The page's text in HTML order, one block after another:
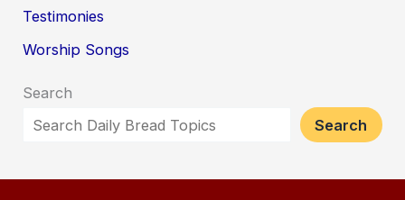
Testimonies
Worship Songs
Search
Search